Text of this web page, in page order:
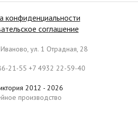
конфиденциальности
соглашение
Иваново, ул. 1 Отрадная, 28
21-55 +7 4932 22-59-40
2012 - 2026
производство